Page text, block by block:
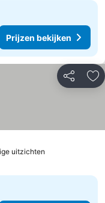
Prijzen bekijken
Delen
uitzichten